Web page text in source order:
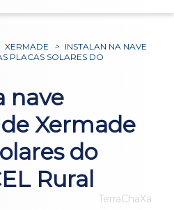
XERMADE > INSTALAN NA NAVE
PLACAS SOLARES DO
nave
Xermade
do
Rural
TerraChaXa